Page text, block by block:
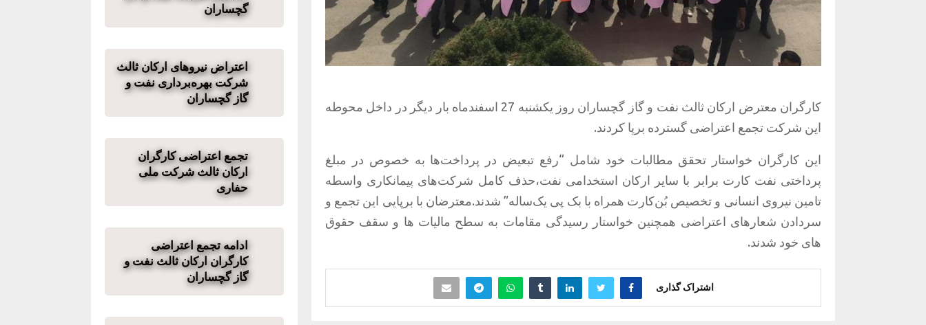
کارگران معترض ارکان ثالث نفت و گاز گچساران روز یکشنبه 27 اسفندماه بار دیگر در داخل محوطه
این شرکت تجمع اعتراضی گسترده برپا کردند.
این کارگران خواستار تحقق مطالبات خود شامل “رفع تبعیض در پرداخت‌ها به‌ خصوص در مبلغ
پرداختی نفت کارت برابر با سایر ارکان استخدامی نفت،حذف کامل شرکت‌های پیمانکاری واسطه
تامین نیروی انسانی و تخصیص بُن‌کارت همراه با بک پی یک‌ساله” شدند.معترضان با برپایی این تجمع و
سردادن شعارهای اعتراضی همچنین خواستار رسیدگی مقامات به سطح مالیات ها و سقف حقوق
های خود شدند.
اشتراک گذاری
گچساران
اعتراض نیروهای ارکان ثالث
شرکت بهره‌برداری نفت و
گاز گچساران
تجمع اعتراضی کارگران
ارکان ثالث شرکت ملی
حفاری
ادامه تجمع اعتراضی
کارگران ارکان ثالث نفت و
گاز گچساران